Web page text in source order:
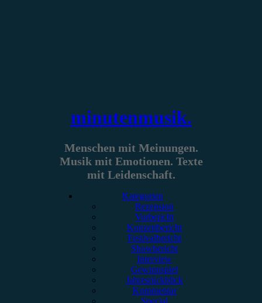
minutenmusik.
Menschen mit Meinungen.
Musik mit Emotionen. Texte
mit Leidenschaft.
Kategorien
Rezension
Vorbericht
Konzertbericht
Festivalbericht
Showbericht
Interview
Gewinnspiel
Jahresrückblick
Kommentar